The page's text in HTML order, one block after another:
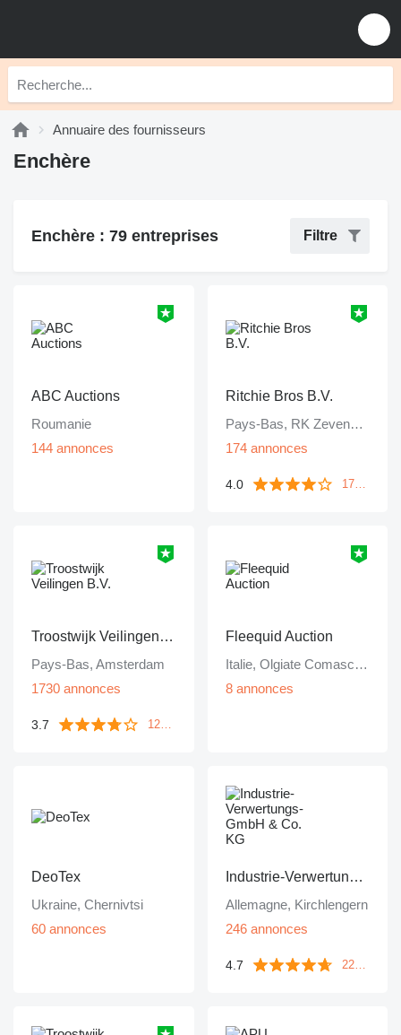
Annuaire des fournisseurs
Enchère
Enchère : 79 entreprises Filtre
ABC Auctions
Roumanie
144 annonces
Ritchie Bros B.V.
Pays-Bas, RK Zevenbergen
174 annonces
4.0 172 commentaires
Troostwijk Veilingen B.V.
Pays-Bas, Amsterdam
1730 annonces
3.7 1249 commentaires
Fleequid Auction
Italie, Olgiate Comasco (CO)
8 annonces
DeoTex
Ukraine, Chernivtsi
60 annonces
Industrie-Verwertungs-GmbH & Co. KG
Allemagne, Kirchlengern
246 annonces
4.7 224 commentaires